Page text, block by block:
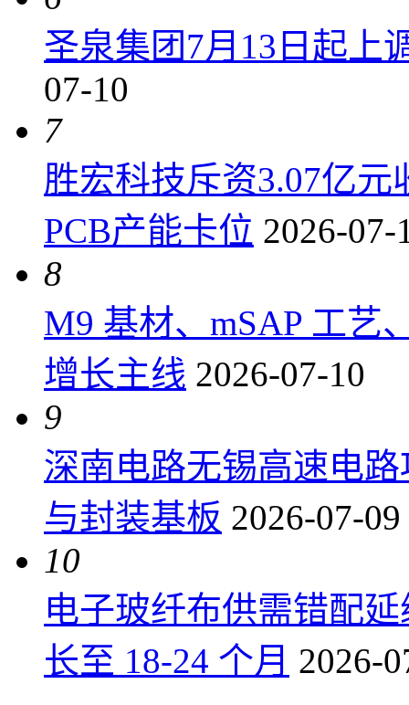
圣泉集团7月13日起上
07-10
7
胜宏科技斥资3.07亿
PCB产能卡位 2026-07-
8
M9 基材、mSAP 工艺
增长主线 2026-07-10
9
深南电路无锡高速电
与封装基板 2026-07-09
10
电子玻纤布供需错配
长至 18-24 个月 2026-